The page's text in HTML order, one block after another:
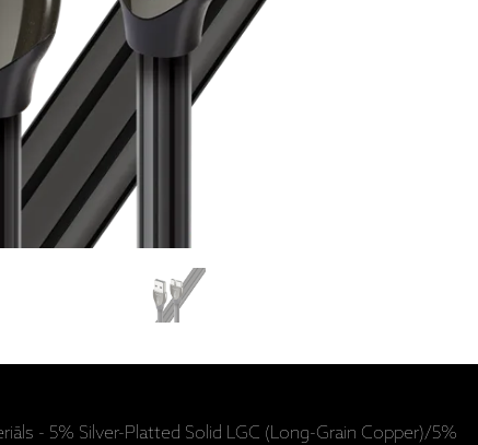
- 5% Silver-Platted Solid LGC (Long-Grain Copper)/5%